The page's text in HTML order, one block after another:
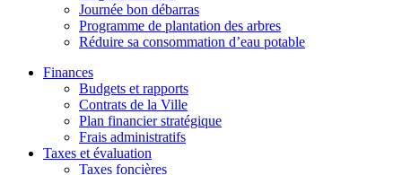
Journée bon débarras
Programme de plantation des arbres
Réduire sa consommation d’eau potable
Finances
Budgets et rapports
Contrats de la Ville
Plan financier stratégique
Frais administratifs
Taxes et évaluation
Taxes foncières